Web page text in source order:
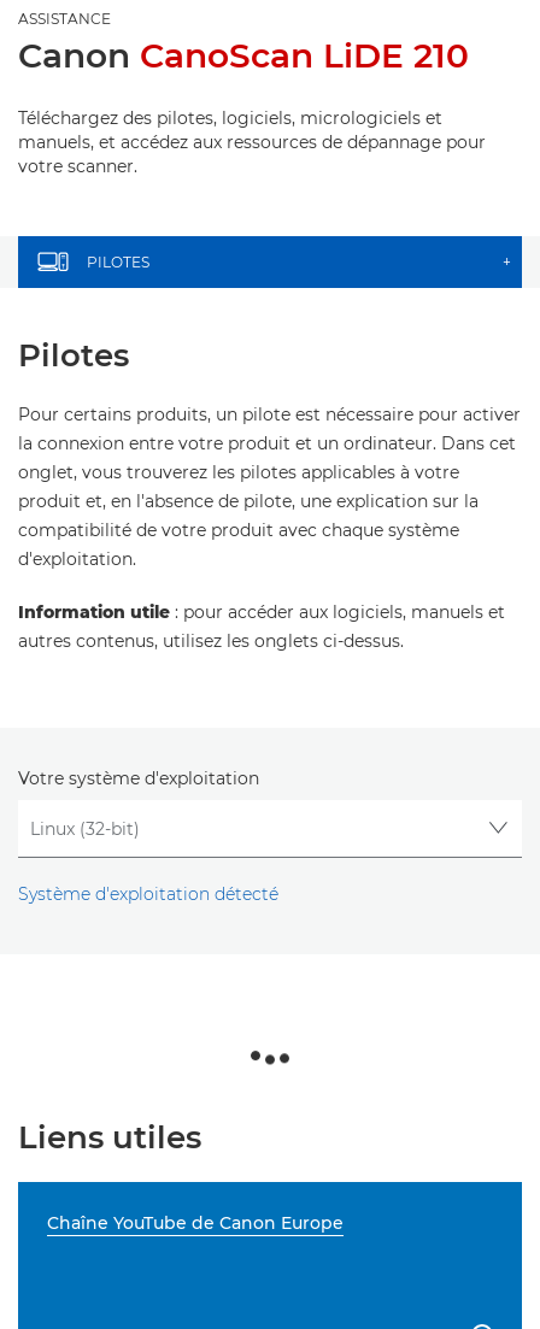
ASSISTANCE
Canon CanoScan LiDE 210
Téléchargez des pilotes, logiciels, micrologiciels et
manuels, et accédez aux ressources de dépannage pour
votre scanner.
PILOTES +
Pilotes
Pour certains produits, un pilote est nécessaire pour activer
la connexion entre votre produit et un ordinateur. Dans cet
onglet, vous trouverez les pilotes applicables à votre
produit et, en l'absence de pilote, une explication sur la
compatibilité de votre produit avec chaque système
d'exploitation.
Information utile : pour accéder aux logiciels, manuels et
autres contenus, utilisez les onglets ci-dessus.
Votre système d'exploitation
Système d'exploitation détecté
Liens utiles
Chaîne YouTube de Canon Europe